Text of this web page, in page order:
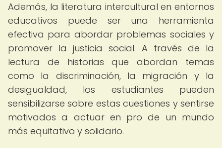
Además, la literatura intercultural en entornos
educativos puede ser una herramienta
efectiva para abordar problemas sociales y
promover la justicia social. A través de la
lectura de historias que abordan temas
como la discriminación, la migración y la
desigualdad, los estudiantes pueden
sensibilizarse sobre estas cuestiones y sentirse
motivados a actuar en pro de un mundo
más equitativo y solidario.